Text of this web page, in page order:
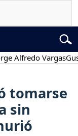
Vargas
tomarse
sin